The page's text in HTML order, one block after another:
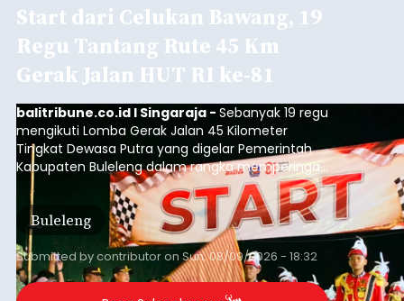
Start dari Celukan Bawang, 19
Regu Tantang Rute 45 Km
Gerak Jalan HUT RI ke-81
balitribune.co.id I Singaraja - Sebanyak 19 regu
mengikuti Lomba Gerak Jalan 45 Kilometer
Tingkat Dewasa Putra yang digelar Pemerintah
Kabupaten Buleleng dalam rangka memperingati
HUT ke-81 Kemerdekaan Republik Indonesia.
Lomba resmi dimulai dari Lapangan Sepak Bola
Desa Celukan Bawang, Sabtu (8/8/2026) malam.
Buleleng
Submitted bycontributoron Sun, 08/09/2026 - 18:32